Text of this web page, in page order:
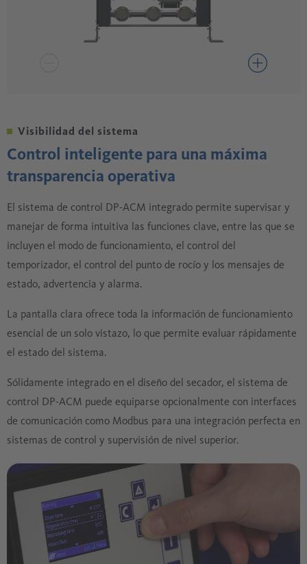
Visibilidad del sistema
Control inteligente para una máxima
transparencia operativa
El sistema de control DP-ACM integrado permite supervisar y
manejar de forma intuitiva las funciones clave, entre las que se
incluyen el modo de funcionamiento, el control del
temporizador, el control del punto de rocío y los mensajes de
estado, advertencia y alarma.
La pantalla clara ofrece toda la información de funcionamiento
esencial de un solo vistazo, lo que permite evaluar rápidamente
el estado del sistema.
Sólidamente integrado en el diseño del secador, el sistema de
control DP-ACM puede equiparse opcionalmente con interfaces
de comunicación como Modbus para una integración perfecta en
sistemas de control y supervisión de nivel superior.